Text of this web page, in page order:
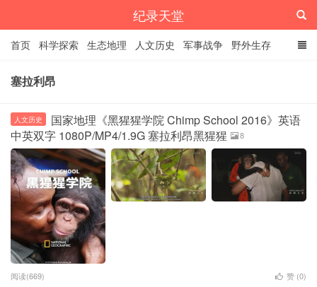
纪录天堂
首页 科学探索 生态地理 人文历史 军事战争 野外生存
经典纪录
塞拉利昂
人文历史
国家地理《黑猩猩学院 Chimp School 2016》英语
中英双字 1080P/MP4/1.9G 塞拉利昂黑猩猩
8
阅读(669) 赞 (0)